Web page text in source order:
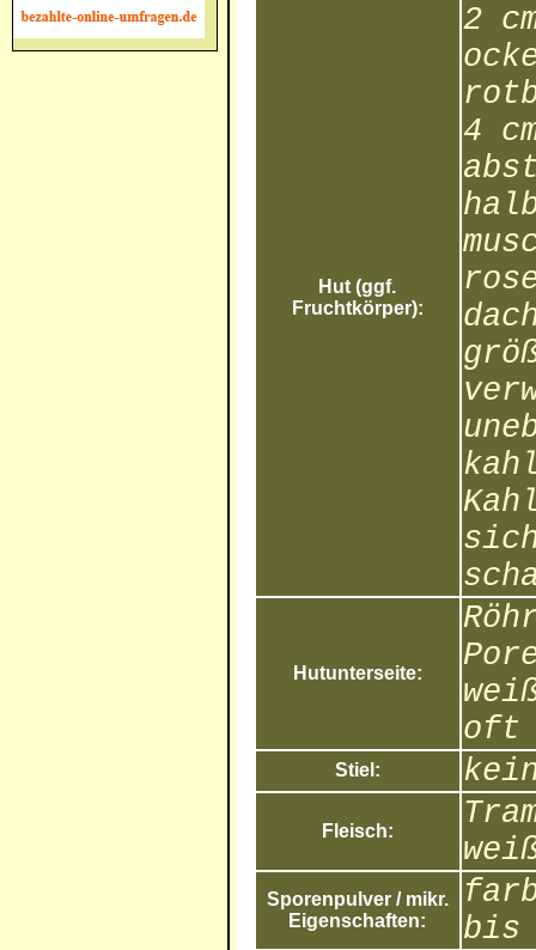
Hut (ggf.
Fruchtkörper):
2
4
Hutunterseite:
oft
Stiel:
Fleisch:
Sporenpulver / mikr.
Eigenschaften:
bis